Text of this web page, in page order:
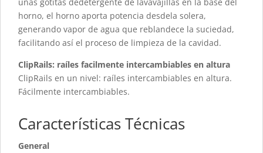
unas gotitas dedetergente de lavavajillas en la base del
horno, el horno aporta potencia desdela solera,
generando vapor de agua que reblandece la suciedad,
facilitando así el proceso de limpieza de la cavidad.
ClipRails: raíles facilmente intercambiables en altura
ClipRails en un nivel: raíles intercambiables en altura.
Fácilmente intercambiables.
Características Técnicas
General